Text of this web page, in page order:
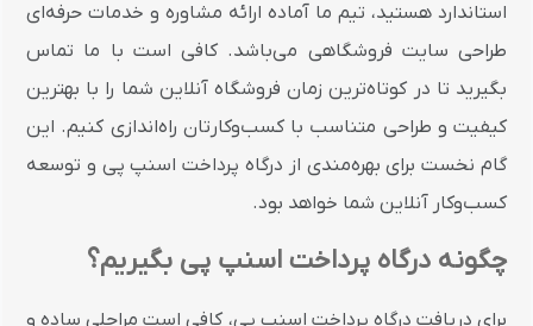
استاندارد هستید، تیم ما آماده ارائه مشاوره و خدمات حرفه‌ای
طراحی سایت فروشگاهی می‌باشد. کافی است با ما تماس
بگیرید تا در کوتاه‌ترین زمان فروشگاه آنلاین شما را با بهترین
کیفیت و طراحی متناسب با کسب‌وکارتان راه‌اندازی کنیم. این
گام نخست برای بهره‌مندی از درگاه پرداخت اسنپ پی و توسعه
کسب‌وکار آنلاین شما خواهد بود.
چگونه درگاه پرداخت اسنپ پی بگیریم؟
برای دریافت درگاه پرداخت اسنپ پی، کافی است مراحلی ساده و